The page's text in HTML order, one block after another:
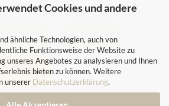
Cookies und andere
ähnliche Technologien, auch von
Funktionsweise der Website zu
unseres Angebotes zu analysieren und Ihnen
bieten zu können. Weitere
unserer Datenschutzerklärung.